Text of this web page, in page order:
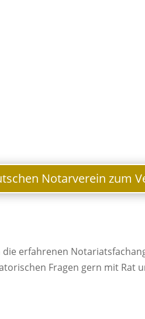
Notarverein zum
erfahrenen
Fragen gern mit Rat